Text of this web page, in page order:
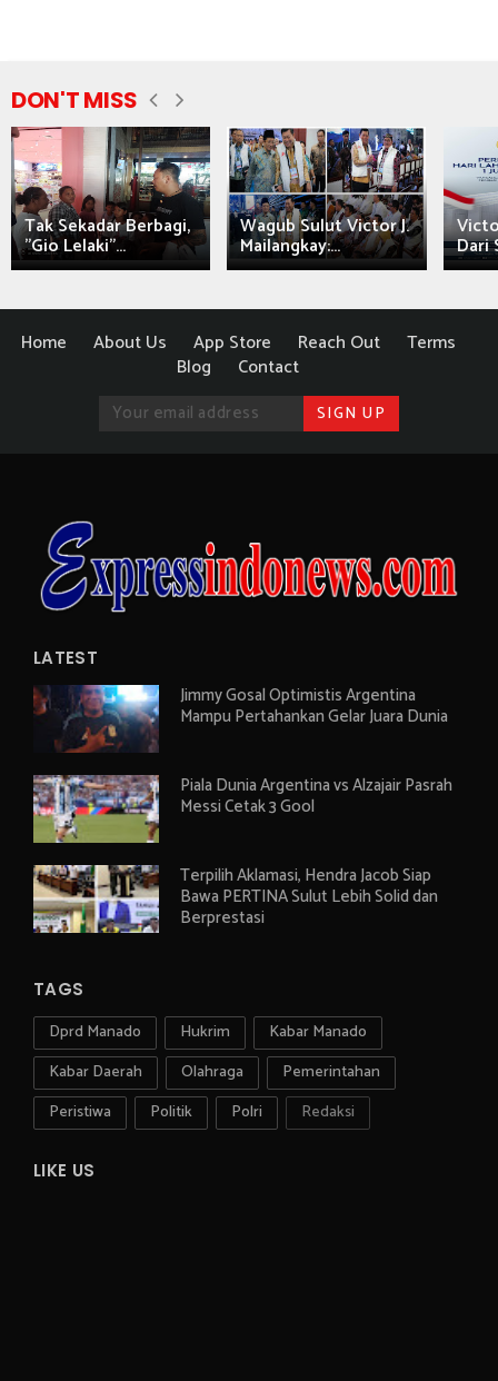
DON'T MISS
Tak Sekadar Berbagi,
"Gio Lelaki"...
Wagub Sulut Victor J.
Mailangkay:... Dari
Home About Us App Store Reach Out
Terms
Blog
Contact
LATEST
Jimmy Gosal Optimistis Argentina
Mampu Pertahankan Gelar Juara Dunia
Piala Dunia Argentina vs Alzajair Pasrah
Messi Cetak 3 Gool
Terpilih Aklamasi, Hendra Jacob Siap
Bawa PERTINA Sulut Lebih Solid dan
Berprestasi
TAGS
Dprd Manado Hukrim
Kabar Manado
Kabar Daerah
Olahraga
Pemerintahan
Peristiwa
Politik Polri Redaksi
LIKE US